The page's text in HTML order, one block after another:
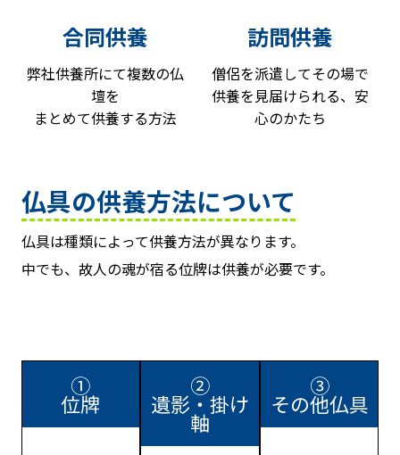
合同供養
弊社供養所にて複数の仏
壇を
まとめて供養する方法
訪問供養
僧侶を派遣してその場で
供養を見届けられる、安
心のかたち
仏具の供養方法について
仏具は種類によって供養方法が異なります。
中でも、故人の魂が宿る位牌は供養が必要です。
①
位牌
②
遺影・掛け
軸
③
その他仏具